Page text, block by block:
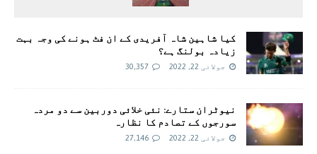
کیا شاہین شاہ آفریدی کے ان فٹ ہونے کی وجہ بہت
زیادہ بولنگ ہے؟
جولائی 22, 2022 30,357
نیوٹران ستارے: نئی خلائی دوربین سے دو مردہ
سورجوں کے تصادم کا نظارہ
جولائی 22, 2022 27,146